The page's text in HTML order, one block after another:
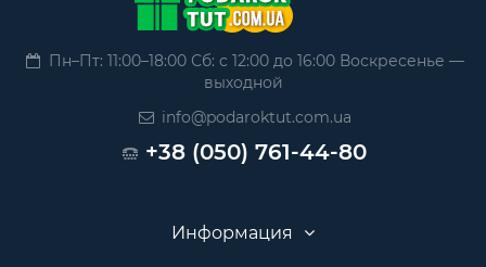
Пн–Пт: 11:00–18:00 Сб: с 12:00 до 16:00 Воскресенье —
выходной
info@podaroktut.com.ua
+38 (050) 761-44-80
Информация